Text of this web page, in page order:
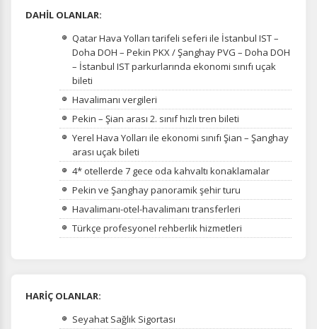
DAHİL OLANLAR:
Qatar Hava Yolları tarifeli seferi ile İstanbul IST –
Doha DOH – Pekin PKX / Şanghay PVG – Doha DOH
– İstanbul IST parkurlarında ekonomi sınıfı uçak
bileti
Havalimanı vergileri
Pekin – Şian arası 2. sınıf hızlı tren bileti
Yerel Hava Yolları ile ekonomi sınıfı Şian – Şanghay
arası uçak bileti
4* otellerde 7 gece oda kahvaltı konaklamalar
Pekin ve Şanghay panoramik şehir turu
Havalimanı-otel-havalimanı transferleri
Türkçe profesyonel rehberlik hizmetleri
HARİÇ OLANLAR:
Seyahat Sağlık Sigortası